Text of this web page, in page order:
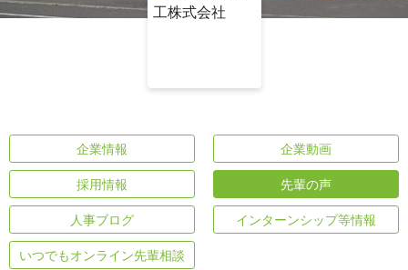
企業情報 企業動画
採用情報 先輩の声
人事ブログ インターンシップ等情報
いつでもオンライン先輩相談